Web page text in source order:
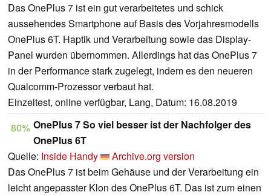
Das OnePlus 7 ist ein gut verarbeitetes und schick
aussehendes Smartphone auf Basis des Vorjahresmodells
OnePlus 6T. Haptik und Verarbeitung sowie das Display-
Panel wurden übernommen. Allerdings hat das OnePlus 7
in der Performance stark zugelegt, indem es den neueren
Qualcomm-Prozessor verbaut hat.
Einzeltest, online verfügbar, Lang, Datum: 16.08.2019
80% OnePlus 7 So viel besser ist der Nachfolger des
OnePlus 6T
Quelle: Inside Handy
Archive.org version
Das OnePlus 7 ist beim Gehäuse und der Verarbeitung ein
leicht angepasster Klon des OnePlus 6T. Das ist zum einen